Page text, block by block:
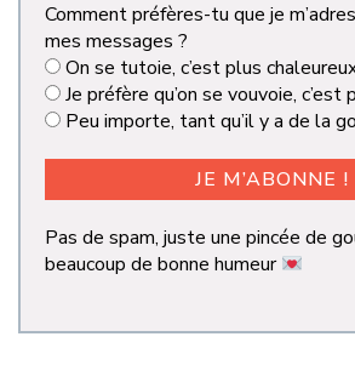
Comment préfères-tu que je
mes messages ?
On se tutoie, c’est plus
Je préfère qu’on se vouvoie,
Peu importe, tant qu’il y a de la
Pas de spam, juste une pincée de
beaucoup de bonne humeur